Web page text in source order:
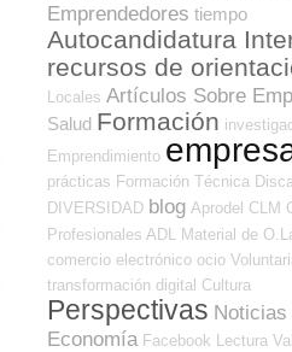
Emprendedores tiempo
Autocandidatura
recursos de
Locales Artículos Sobre
Salud Formación
Emprendimiento
prácticas Formación Técnica
DIVERSIDAD blog Aprodel CLM
Profesionales ADL
Material de
comercio electrónico ocio
transformación digital Cultura
Perspectivas Noticias
Economía Facebook Lectura